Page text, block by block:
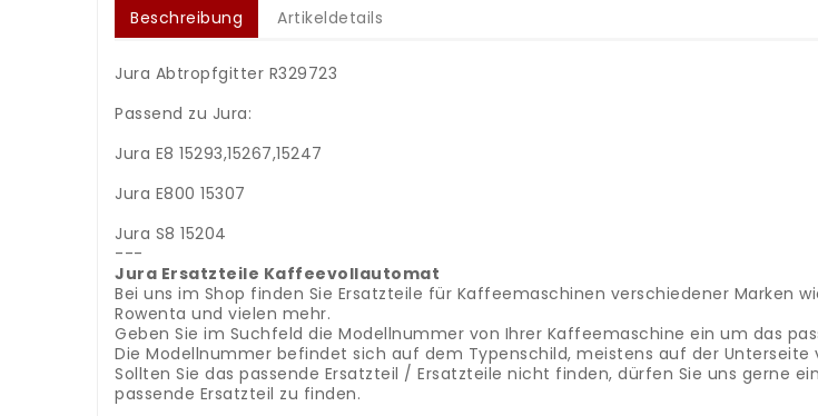
Beschreibung Artikeldetails
Jura Abtropfgitter R329723
Passend zu Jura:
Jura E8 15293,15267,15247
Jura E800 15307
Jura S8 15204
---
Jura Ersatzteile Kaffeevollautomat
Bei uns im Shop finden Sie Ersatzteile für Kaffeemaschinen verschiedener Marken
Rowenta und vielen mehr.
Geben Sie im Suchfeld die Modellnummer von Ihrer Kaffeemaschine ein um das
Die Modellnummer befindet sich auf dem Typenschild, meistens auf der Unterseite
Sollten Sie das passende Ersatzteil / Ersatzteile nicht finden, dürfen Sie uns gerne
passende Ersatzteil zu finden.